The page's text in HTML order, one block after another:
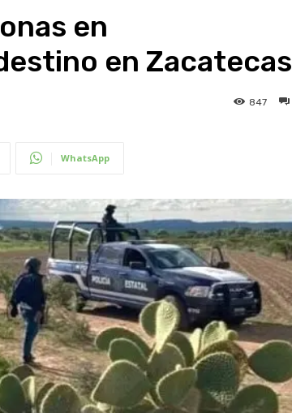
en
en Zacatecas
847
WhatsApp